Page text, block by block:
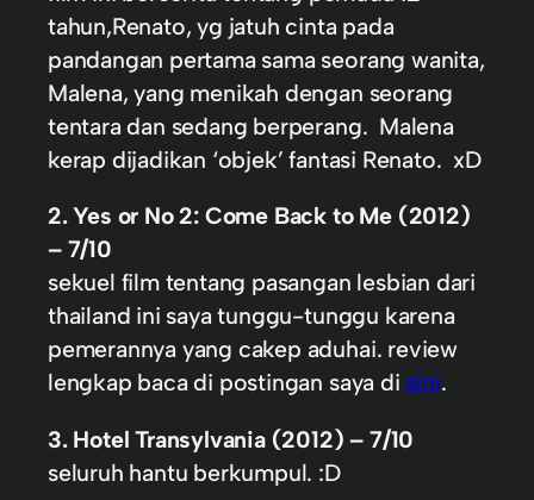
tahun,Renato, yg jatuh cinta pada
pandangan pertama sama seorang wanita,
Malena, yang menikah dengan seorang
tentara dan sedang berperang. Malena
kerap dijadikan ‘objek’ fantasi Renato. xD
2. Yes or No 2: Come Back to Me (2012)
– 7/10
sekuel film tentang pasangan lesbian dari
thailand ini saya tunggu-tunggu karena
pemerannya yang cakep aduhai. review
lengkap baca di postingan saya di sini.
3. Hotel Transylvania (2012) – 7/10
seluruh hantu berkumpul. :D